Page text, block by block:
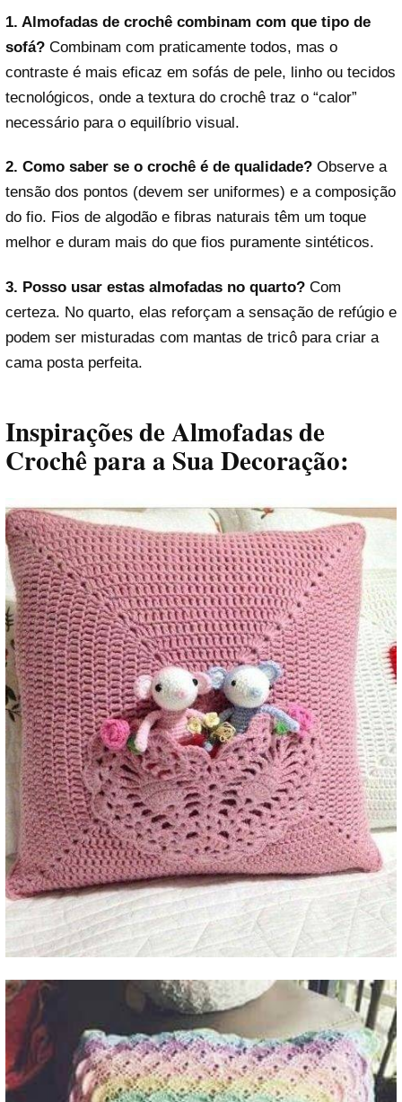
1. Almofadas de crochê combinam com que tipo de
sofá? Combinam com praticamente todos, mas o
contraste é mais eficaz em sofás de pele, linho ou tecidos
tecnológicos, onde a textura do crochê traz o “calor”
necessário para o equilíbrio visual.
2. Como saber se o crochê é de qualidade? Observe a
tensão dos pontos (devem ser uniformes) e a composição
do fio. Fios de algodão e fibras naturais têm um toque
melhor e duram mais do que fios puramente sintéticos.
3. Posso usar estas almofadas no quarto? Com
certeza. No quarto, elas reforçam a sensação de refúgio e
podem ser misturadas com mantas de tricô para criar a
cama posta perfeita.
Inspirações de Almofadas de
Crochê para a Sua Decoração: